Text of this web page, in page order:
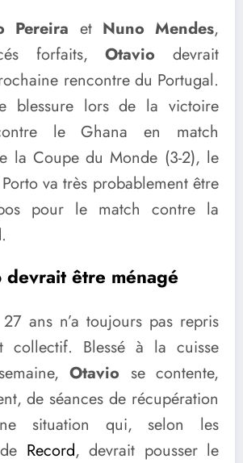
Pereira et Nuno Mendes,
forfaits,Otavio devrait
rencontre du Portugal.
blessure lors de la victoire
le Ghana en match
la Coupe du Monde (3-2), le
va très probablement être
pour le match contre la
devrait être ménagé
ans n’a toujours pas repris
collectif. Blessé à la cuisse
Otavio se contente,
de séances de récupération
situation qui, selon les
Record, devrait pousser le